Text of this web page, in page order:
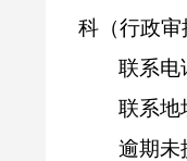
科（行政审
联系电
联系地
逾期未